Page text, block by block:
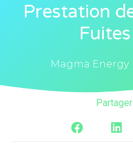
Prestation
Magma Energy